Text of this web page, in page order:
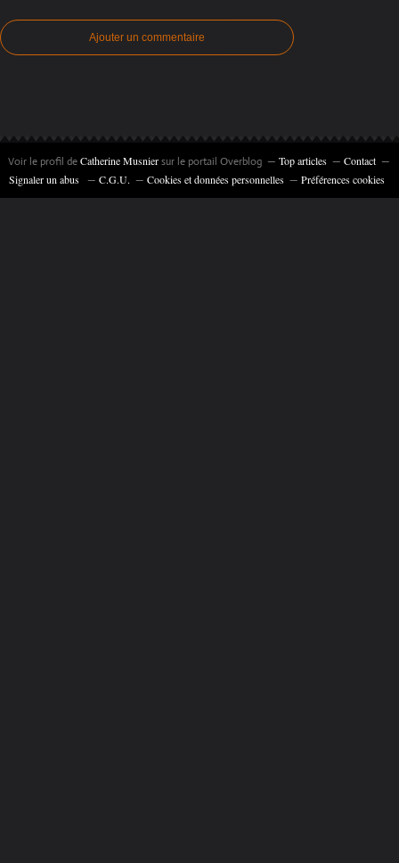
Ajouter un commentaire
Voir le profil deCatherine Musniersur le portail Overblog Top articles
Contact
Signaler un abus
C.G.U. Cookies et données personnelles Préférences cookies